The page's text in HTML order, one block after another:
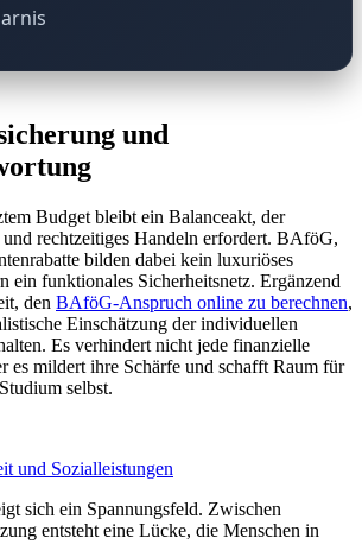
und
Budget bleibt ein Balanceakt, der
rechtzeitiges Handeln erfordert. BAföG,
bilden dabei kein luxuriöses
ein funktionales Sicherheitsnetz. Ergänzend
den BAföG-Anspruch online zu berechnen,
Einschätzung der individuellen
Es verhindert nicht jede finanzielle
es mildert ihre Schärfe und schafft Raum für
selbst.
und Sozialleistungen
sich ein Spannungsfeld. Zwischen
entsteht eine Lücke, die Menschen in